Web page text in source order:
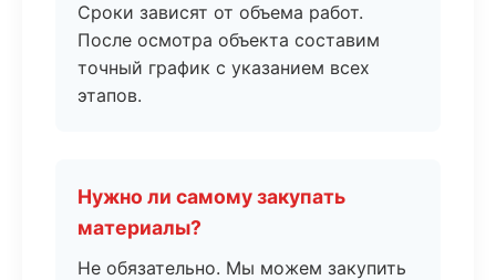
Сроки зависят от объема работ.
После осмотра объекта составим
точный график с указанием всех
этапов.
Нужно ли самому закупать
материалы?
Не обязательно. Мы можем закупить